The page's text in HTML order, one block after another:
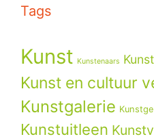
Tags
Kunst Kunstenaars
Kunst en cultuur
Kunstgalerie
Kunstuitleen